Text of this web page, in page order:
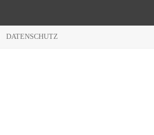
DATENSCHUTZ